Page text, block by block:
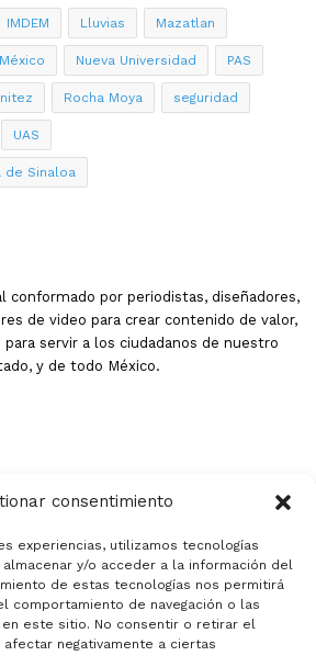
consentimiento
experiencias, utilizamos tecnologías
y/o acceder a la información del
de estas tecnologías nos permitirá
comportamiento de navegación o las
este sitio. No consentir o retirar el
negativamente a ciertas
IMDEM Lluvias Mazatlan
México Nueva Universidad PAS
Rocha Moya seguridad
UAS
de Sinaloa
conformado por periodistas, diseñadores,
de video para crear contenido de valor,
servir a los ciudadanos de nuestro
y de todo México.